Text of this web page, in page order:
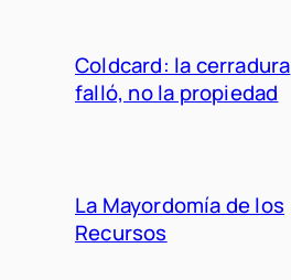
Coldcard: la cerradura
falló, no la propiedad
La Mayordomía de los
Recursos